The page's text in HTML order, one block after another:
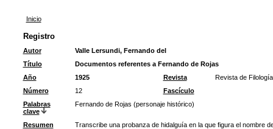
Inicio
Registro
Autor
Valle Lersundi, Fernando del
Título
Documentos referentes a Fernando de Rojas
Año
1925 Revista
Revista de
Número
12
Fascículo
Palabras
clave
Fernando de Rojas (personaje histórico)
Resumen
Transcribe una probanza de hidalguía en la que figura el nombre